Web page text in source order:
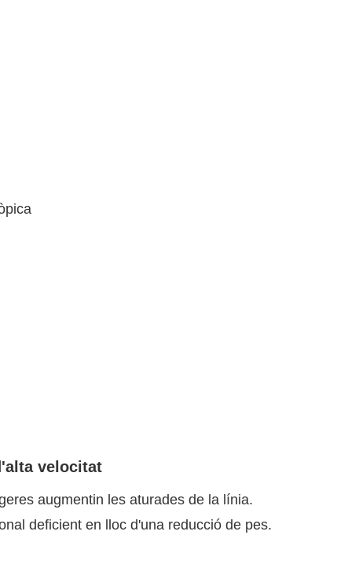
velocitat
augmentin les aturades de la línia.
deficient en lloc d'una reducció de pes.